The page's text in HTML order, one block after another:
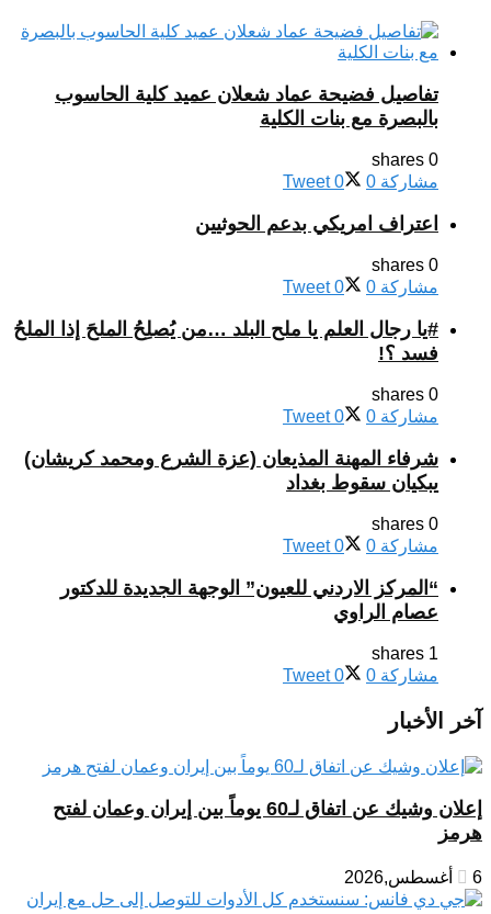
تفاصيل فضيحة عماد شعلان عميد كلية الحاسوب
بالبصرة مع بنات الكلية
0 shares
مشاركة 0
Tweet 0
اعتراف امريكي بدعم الحوثيين
0 shares
مشاركة 0
Tweet 0
#يا رجال العلم يا ملح البلد …من يُصلِحُ الملحَ إذا الملحُ
فسد ؟!
0 shares
مشاركة 0
Tweet 0
شرفاء المهنة المذيعان (عزة الشرع ومحمد كريشان)
يبكيان سقوط بغداد
0 shares
مشاركة 0
Tweet 0
“المركز الاردني للعيون” الوجهة الجديدة للدكتور
عصام الراوي
1 shares
مشاركة 0
Tweet 0
آخر الأخبار
إعلان وشيك عن اتفاق لـ60 يوماً بين إيران وعمان لفتح
هرمز
6 أغسطس,2026